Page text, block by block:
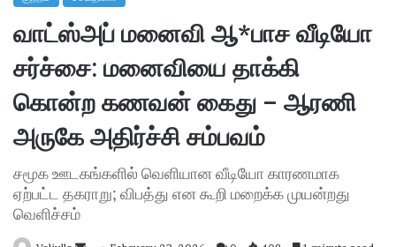
வாட்ஸ்அப் மனைவி ஆ*பாச வீடியோ
சர்ச்சை: மனைவியை தாக்கி
கொன்ற கணவன் கைது – ஆரணி
அருகே அதிர்ச்சி சம்பவம்
சமூக ஊடகங்களில் வெளியான வீடியோ காரணமாக
ஏற்பட்ட தகராறு; விபத்து என கூறி மறைக்க முயன்றது
வெளிச்சம்